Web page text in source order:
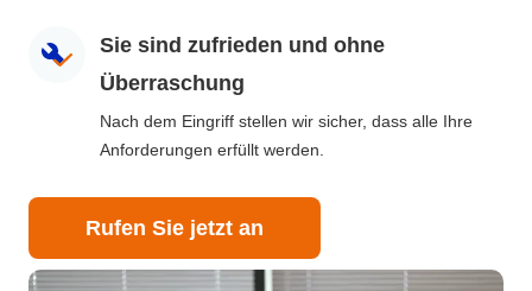
Sie sind zufrieden und ohne
Überraschung
Nach dem Eingriff stellen wir sicher, dass alle Ihre
Anforderungen erfüllt werden.
Rufen Sie jetzt an